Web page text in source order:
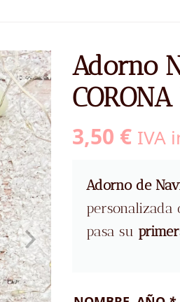
Adorno
3,50 € IVA
Adorno de
personalizada
pasa su